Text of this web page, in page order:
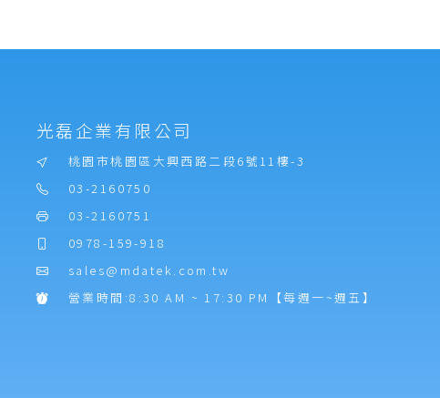
光磊企業有限公司
桃園市桃園區大興西路二段6號11樓-3
03-2160750
03-2160751
0978-159-918
sales@mdatek.com.tw
營業時間:8:30 AM ~ 17:30 PM【每週一~週五】